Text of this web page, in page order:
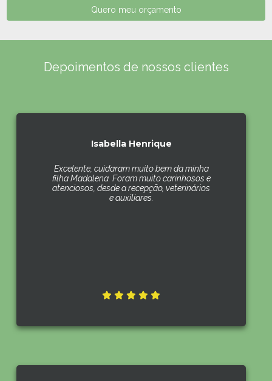
Quero meu orçamento
Depoimentos de nossos clientes
Isabella Henrique
Excelente, cuidaram muito bem da minha
filha Madalena. Foram muito carinhosos e
atenciosos, desde a recepção, veterinários
e auxiliares.